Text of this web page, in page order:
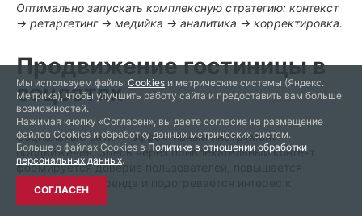
Оптимально запускать комплексную стратегию: контекст
→ ретаргетинг → медийка → аналитика → корректировка.
Продвижение гостиницы в
соцсетях
Социальные сети — эффективный инструмент
продвижения. Здесь через привлекательный контент
формируется доверие пользователей, повышается
узнаваемость бренда и подогревается интерес к
бронированию.
Мы используем файлы Cookies и метрические системы (Яндекс.
Метрика), чтобы улучшить работу сайта и предоставить вам больше
возможностей.
Нажимая кнопку «Согласен», вы даете согласие на размещение
файлов Cookies и обработку данных метрических систем.
Больше о файлах Cookies в Политике в отношении обработки
персональных данных.
СОГЛАСЕН